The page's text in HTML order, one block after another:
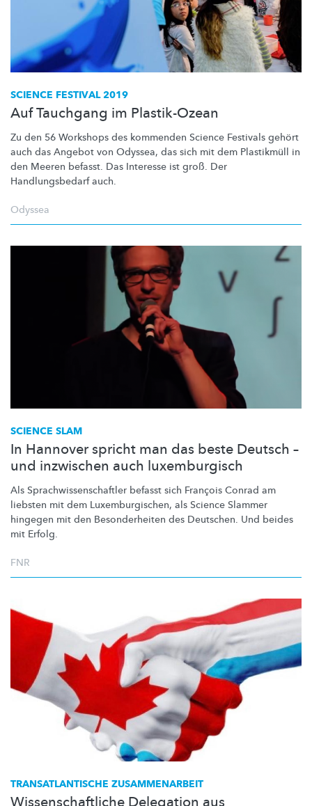
SCIENCE FESTIVAL 2019
Auf Tauchgang im Plastik-Ozean
Zu den 56 Workshops des kommenden Science Festivals gehört
auch das Angebot von Odyssea, das sich mit dem Plastikmüll in
den Meeren befasst. Das Interesse ist groß. Der
Handlungsbedarfauch.
Odyssea
SCIENCE SLAM
In Hannover spricht man das beste Deutsch –
und inzwischen auch luxemburgisch
Als Sprachwissenschaftler befasst sich François Conrad am
liebsten mit dem Luxemburgischen, als Science Slammer
hingegen mit den Besonderheiten des Deutschen. Und beides
mit Erfolg.
FNR
TRANSATLANTISCHE ZUSAMMENARBEIT
Wissenschaftliche Delegation aus